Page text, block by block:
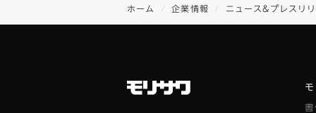
ホーム 企業情報 ニュース&プレスリ
書